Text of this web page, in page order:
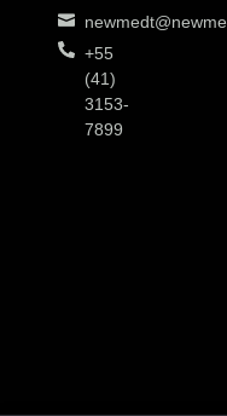
+55
(41)
3153-
7899